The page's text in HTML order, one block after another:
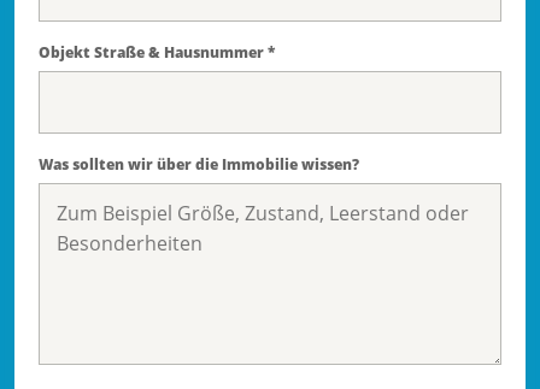
Objekt Straße & Hausnummer *
Was sollten wir über die Immobilie wissen?